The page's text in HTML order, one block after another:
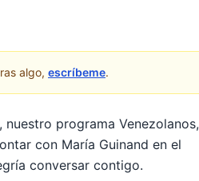
algo, escríbeme.
nuestro programa Venezolanos,
con María Guinand en el
conversar contigo.